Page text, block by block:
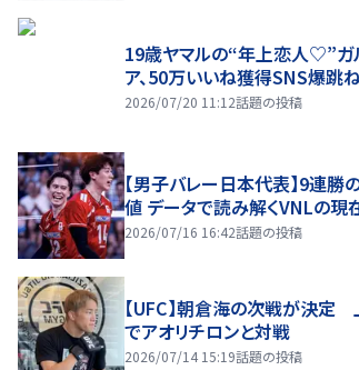
19歳ヤマルの“年上恋人♡”ガ
ア、50万いいね獲得SNS爆跳
2026/07/20 11:12話題の投稿
【男子バレー日本代表】9連勝
値 データで読み解くVNLの現
2026/07/16 16:42話題の投稿
【UFC】朝倉海の次戦が決定
でアオリチロンと対戦
2026/07/14 15:19話題の投稿